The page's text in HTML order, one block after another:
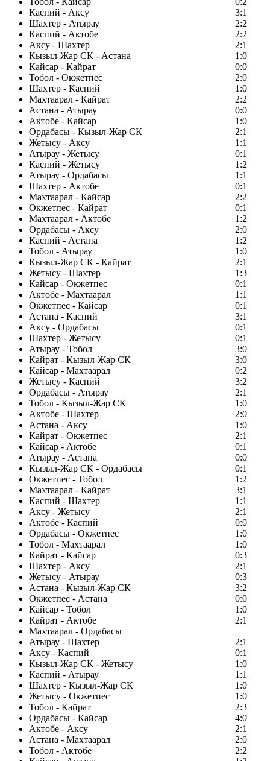
Каспий - Аксу
3:1
Шахтер - Атырау
2:2
Каспий - Актобе
2:2
Аксу - Шахтер
2:1
Кызыл-Жар СК - Астана
1:0
Кайсар - Кайрат
0:0
Тобол - Окжетпес
2:0
Шахтер - Каспий
1:0
Махтаарал - Кайрат
2:2
Астана - Атырау
0:0
Актобе - Кайсар
1:0
Ордабасы - Кызыл-Жар СК
2:1
Жетысу - Аксу
1:1
Атырау - Жетысу
0:1
Каспий - Жетысу
1:2
Атырау - Ордабасы
1:1
Шахтер - Актобе
0:1
Махтаарал - Кайсар
2:2
Окжетпес - Кайрат
0:1
Махтаарал - Актобе
1:2
Ордабасы - Аксу
2:0
Каспий - Астана
1:2
Тобол - Атырау
1:0
Кызыл-Жар СК - Кайрат
2:1
Жетысу - Шахтер
1:3
Кайсар - Окжетпес
0:1
Актобе - Махтаарал
1:1
Окжетпес - Кайсар
0:1
Астана - Каспий
3:1
Аксу - Ордабасы
0:1
Шахтер - Жетысу
0:1
Атырау - Тобол
3:0
Кайрат - Кызыл-Жар СК
3:0
Кайсар - Махтаарал
0:2
Жетысу - Каспий
3:2
Ордабасы - Атырау
2:1
Тобол - Кызыл-Жар СК
1:0
Актобе - Шахтер
2:0
Астана - Аксу
1:0
Кайрат - Окжетпес
2:1
Кайсар - Актобе
0:1
Атырау - Астана
0:0
Кызыл-Жар СК - Ордабасы
0:1
Окжетпес - Тобол
1:2
Махтаарал - Кайрат
3:1
Каспий - Шахтер
1:1
Аксу - Жетысу
2:1
Актобе - Каспий
0:0
Ордабасы - Окжетпес
1:0
Тобол - Махтаарал
1:0
Кайрат - Кайсар
0:3
Шахтер - Аксу
2:1
Жетысу - Атырау
0:3
Астана - Кызыл-Жар СК
3:2
Окжетпес - Астана
0:0
Кайсар - Тобол
1:0
Кайрат - Актобе
2:1
Махтаарал - Ордабасы
Атырау - Шахтер
2:1
Аксу - Каспий
0:1
Кызыл-Жар СК - Жетысу
1:0
Каспий - Атырау
1:1
Шахтер - Кызыл-Жар СК
1:0
Жетысу - Окжетпес
1:0
Тобол - Кайрат
2:3
Ордабасы - Кайсар
4:0
Актобе - Аксу
2:1
Астана - Махтаарал
2:0
Тобол - Актобе
2:2